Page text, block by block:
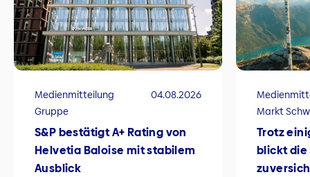
Medienmitteilung
Gruppe
04.08.2026
S&P bestätigt A+ Rating von
Helvetia Baloise mit stabilem
Ausblick
Markt
Trotz
blickt die